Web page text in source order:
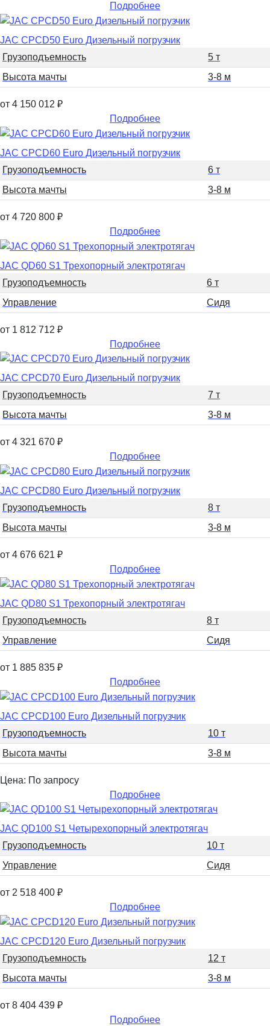
Подробнее
JAC CPCD50 Euro Дизельный погрузчик
Грузоподъемность
5 т
Высота мачты
3-8 м
от 4 150 012 ₽
Подробнее
JAC CPCD60 Euro Дизельный погрузчик
Грузоподъемность
6 т
Высота мачты
3-8 м
от 4 720 800 ₽
Подробнее
JAC QD60 S1 Трехопорный электротягач
Грузоподъемность
6 т
Управление
Сидя
от 1 812 712 ₽
Подробнее
JAC CPCD70 Euro Дизельный погрузчик
Грузоподъемность
7 т
Высота мачты
3-8 м
от 4 321 670 ₽
Подробнее
JAC CPCD80 Euro Дизельный погрузчик
Грузоподъемность
8 т
Высота мачты
3-8 м
от 4 676 621 ₽
Подробнее
JAC QD80 S1 Трехопорный электротягач
Грузоподъемность
8 т
Управление
Сидя
от 1 885 835 ₽
Подробнее
JAC CPCD100 Euro Дизельный погрузчик
Грузоподъемность
10 т
Высота мачты
3-8 м
Цена: По запросу
Подробнее
JAC QD100 S1 Четырехопорный электротягач
Грузоподъемность
10 т
Управление
Сидя
от 2 518 400 ₽
Подробнее
JAC CPCD120 Euro Дизельный погрузчик
Грузоподъемность
12 т
Высота мачты
3-8 м
от 8 404 439 ₽
Подробнее